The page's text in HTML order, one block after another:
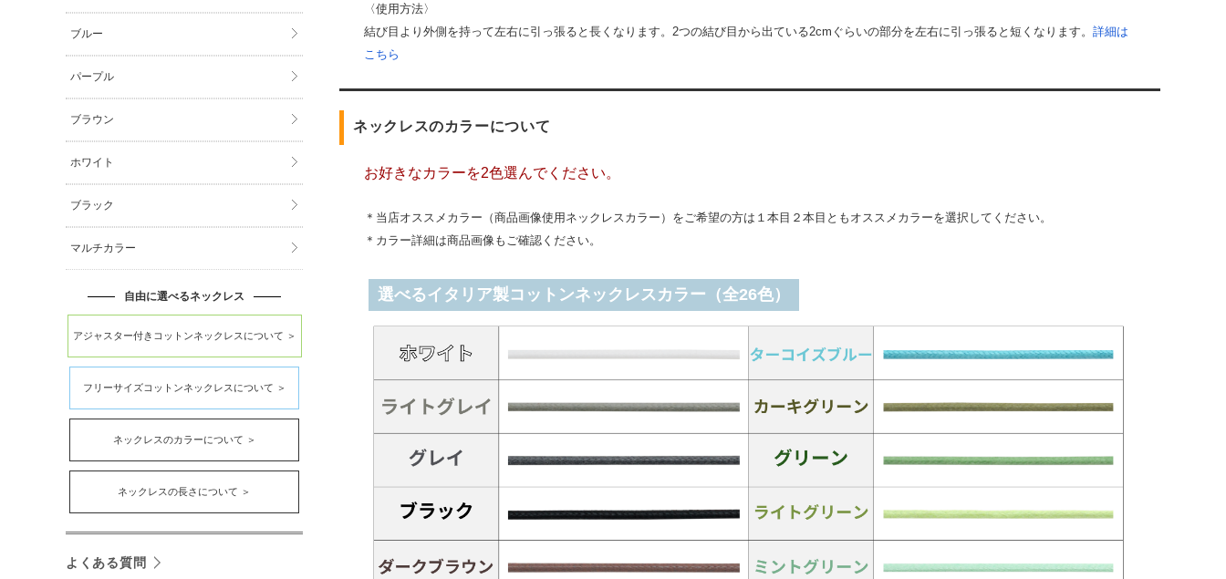
〈使用方法〉
結び目より外側を持って左右に引っ張ると長くなります。2つの結び目から出ている2cmぐらいの部分を左右に引っ張ると短くなります。 詳細は
こちら
ネックレスのカラーについて
お好きなカラーを2色選んでください。
＊当店オススメカラー（商品画像使用ネックレスカラー）をご希望の方は１本目２本目ともオススメカラーを選択してください。
＊カラー詳細は商品画像もご確認ください。
選べるイタリア製コットンネックレスカラー（全26色）
ブルー
パープル
ブラウン
ホワイト
ブラック
マルチカラー
自由に選べるネックレス
アジャスター付きコットンネックレスについて ＞
フリーサイズコットンネックレスについて ＞
ネックレスのカラーについて ＞
ネックレスの長さについて ＞
よくある質問